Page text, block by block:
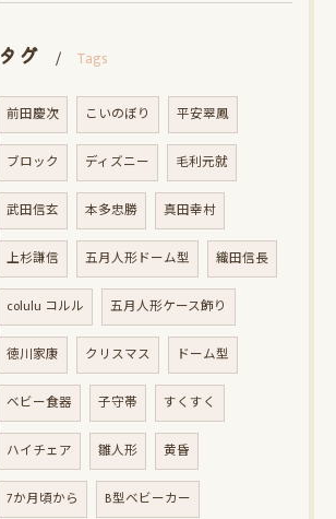
タグ Tags
前田慶次 こいのぼり 平安翠鳳
ブロック ディズニー 毛利元就
武田信玄 本多忠勝 真田幸村
上杉謙信 五月人形ドーム型 織田信長
colulu コルル 五月人形ケース飾り
徳川家康 クリスマス ドーム型
ベビー食器 子守帯 すくすく
ハイチェア 雛人形 黄昏
7か月頃から B型ベビーカー